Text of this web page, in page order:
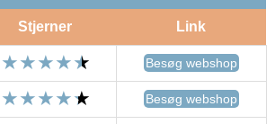
Stjerner Link
Besøg webshop
Besøg webshop